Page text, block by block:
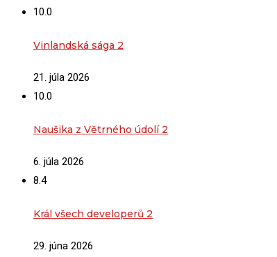
10.0
Vinlandská sága 2
21. júla 2026
10.0
Naušika z Větrného údolí 2
6. júla 2026
8.4
Král všech developerů 2
29. júna 2026